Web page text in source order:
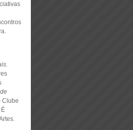
Clube